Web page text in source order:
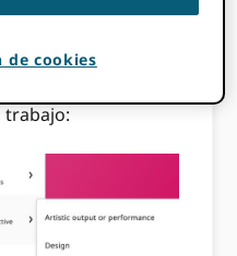
permiten a
trabajo:
de cookies